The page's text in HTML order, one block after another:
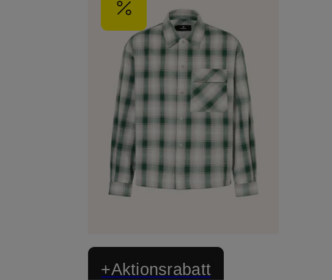
+Aktionsrabatt